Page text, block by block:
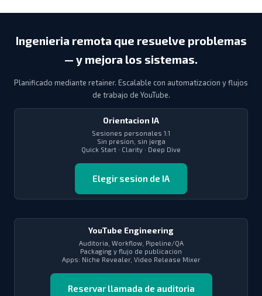
Ingenieria remota que resuelve problemas
— y mejora los sistemas.
Planificado mediante retainer. Escalable con automatizacion y flujos
de trabajo de YouTube.
Orientacion IA
Sesiones personales 1:1
Sin presion, sin jerga
Quick Start · Clarity · Deep Dive
Elegir sesion de IA
YouTube Engineering
Auditoria, Workflow, Pipeline/QA
Packaging y flujo de publicacion
Apps: Niche Revealer, Video Release Mixer
Reservar llamada de auditoria